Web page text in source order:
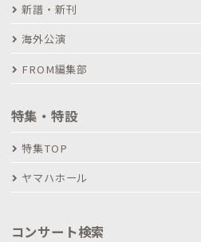
新譜・新刊
海外公演
FROM編集部
特集・特設
特集TOP
ヤマハホール
コンサート検索